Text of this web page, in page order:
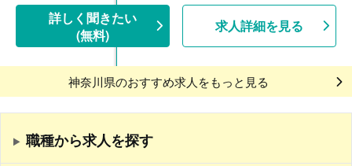
詳しく聞きたい
(無料)
求人詳細を見る
神奈川県のおすすめ求人をもっと見る
職種から求人を探す